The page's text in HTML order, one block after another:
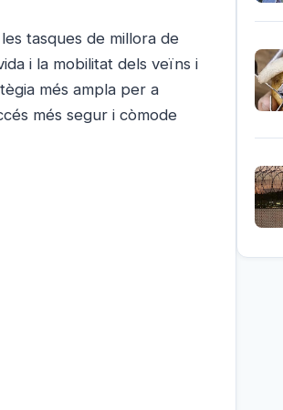
tasques de millora de
i la mobilitat dels veïns i
més ampla per a
més segur i còmode